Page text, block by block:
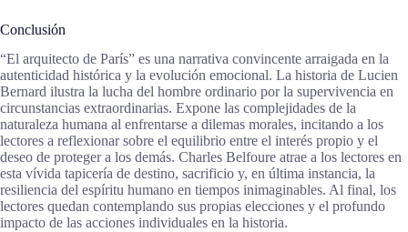
Conclusión
“El arquitecto de París” es una narrativa convincente arraigada en la
autenticidad histórica y la evolución emocional. La historia de Lucien
Bernard ilustra la lucha del hombre ordinario por la supervivencia en
circunstancias extraordinarias. Expone las complejidades de la
naturaleza humana al enfrentarse a dilemas morales, incitando a los
lectores a reflexionar sobre el equilibrio entre el interés propio y el
deseo de proteger a los demás. Charles Belfoure atrae a los lectores en
esta vívida tapicería de destino, sacrificio y, en última instancia, la
resiliencia del espíritu humano en tiempos inimaginables. Al final, los
lectores quedan contemplando sus propias elecciones y el profundo
impacto de las acciones individuales en la historia.